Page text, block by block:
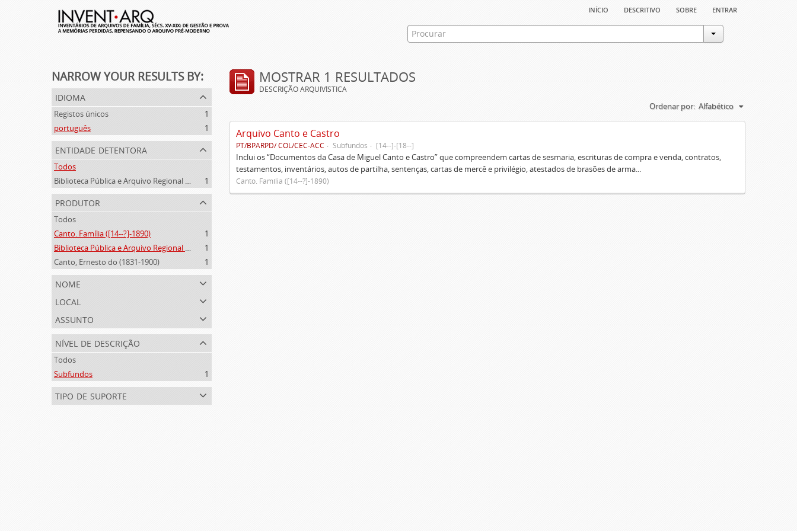
início descritivo sobre entrar
NARROW YOUR RESULTS BY:
idioma
Registos únicos
1
português
1
entidade detentora
Todos
Biblioteca Pública e Arquivo Regional de Ponta Delgada
1
produtor
Todos
Canto. Família ([14--?]-1890)
1
Biblioteca Pública e Arquivo Regional de Ponta Delgada (1841- )
1
Canto, Ernesto do (1831-1900)
1
nome
local
assunto
nível de descrição
Todos
Subfundos
1
tipo de suporte
MOSTRAR 1 RESULTADOS
DESCRIÇÃO ARQUIVÍSTICA
Ordenar por: Alfabético
Arquivo Canto e Castro
PT/BPARPD/ COL/CEC-ACC Subfundos [14--]-[18--]
Inclui os “Documentos da Casa de Miguel Canto e Castro” que compreendem cartas de sesmaria, escrituras de compra e venda, contratos,
testamentos, inventários, autos de partilha, sentenças, cartas de mercê e privilégio, atestados de brasões de arma...
Canto. Família ([14--?]-1890)